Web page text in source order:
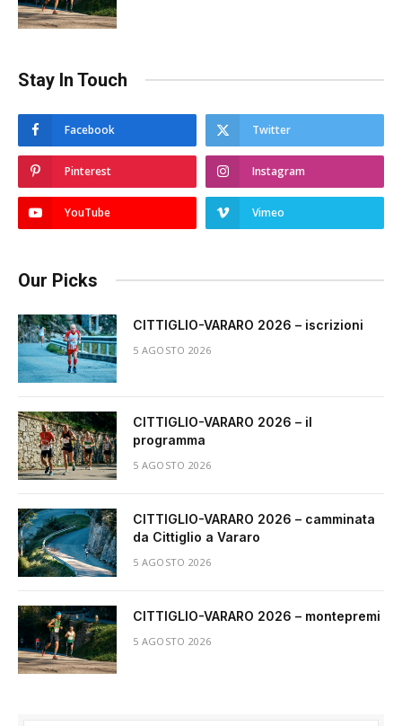
Stay In Touch
Facebook Twitter
Pinterest Instagram
YouTube Vimeo
Our Picks
CITTIGLIO-VARARO 2026 – iscrizioni
5 AGOSTO 2026
CITTIGLIO-VARARO 2026 – il
programma
5 AGOSTO 2026
CITTIGLIO-VARARO 2026 – camminata
da Cittiglio a Vararo
5 AGOSTO 2026
CITTIGLIO-VARARO 2026 – montepremi
5 AGOSTO 2026